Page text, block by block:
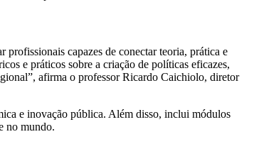
capazes de conectar teoria, prática e
e práticos sobre a criação de políticas eficazes,
afirma o professor Ricardo Caichiolo, diretor
e inovação pública. Além disso, inclui módulos
no mundo.